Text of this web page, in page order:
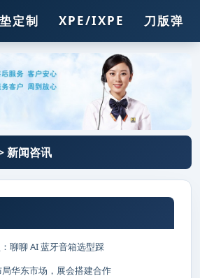
定制 XPE/IXPE 刀版弹垫
新闻咨讯
聊聊 AI 蓝牙音箱选型踩
华东市场，展会搭建合作